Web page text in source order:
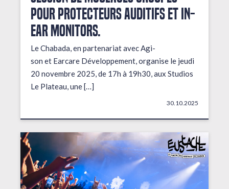
pour protecteurs auditifs et in-
ear monitors.
Le Chabada, en partenariat avec Agi-
son et Earcare Développement, organise le jeudi
20 novembre 2025, de 17h à 19h30, aux Studios
Le Plateau, une […]
30.10.2025